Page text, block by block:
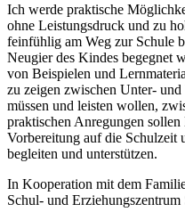
Ich werde praktische
ohne Leistungsdruck und zu
feinfühlig am Weg zur Schule
Neugier des Kindes begegnet
von Beispielen und
zu zeigen zwischen Unter-
müssen und leisten wollen,
praktischen Anregungen
Vorbereitung auf die Schulzeit
begleiten und unterstützen.
In Kooperation mit dem
Schul- und Erziehungszentrum